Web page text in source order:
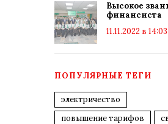
Высокое
финансиста
11.11.2022 в 14:03
ПОПУЛЯРНЫЕ ТЕГИ
электричество
повышение тарифов